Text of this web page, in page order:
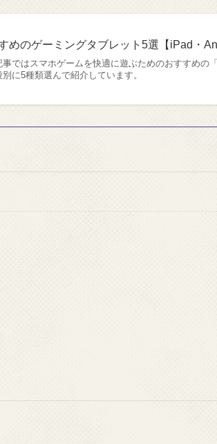
めのゲーミングタブレット5選【iPad・
事ではスマホゲームを快適に遊ぶためのおすすめの
に5種類選んで紹介しています。